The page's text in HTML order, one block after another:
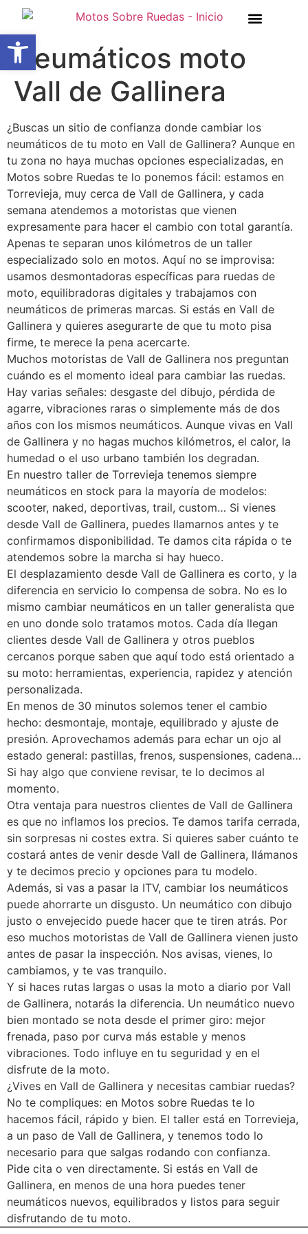
Abrir barra de herramientas
Neumáticos moto
Vall de Gallinera
¿Buscas un sitio de confianza donde cambiar los
neumáticos de tu moto en Vall de Gallinera? Aunque en
tu zona no haya muchas opciones especializadas, en
Motos sobre Ruedas te lo ponemos fácil: estamos en
Torrevieja, muy cerca de Vall de Gallinera, y cada
semana atendemos a motoristas que vienen
expresamente para hacer el cambio con total garantía.
Apenas te separan unos kilómetros de un taller
especializado solo en motos. Aquí no se improvisa:
usamos desmontadoras específicas para ruedas de
moto, equilibradoras digitales y trabajamos con
neumáticos de primeras marcas. Si estás en Vall de
Gallinera y quieres asegurarte de que tu moto pisa
firme, te merece la pena acercarte.
Muchos motoristas de Vall de Gallinera nos preguntan
cuándo es el momento ideal para cambiar las ruedas.
Hay varias señales: desgaste del dibujo, pérdida de
agarre, vibraciones raras o simplemente más de dos
años con los mismos neumáticos. Aunque vivas en Vall
de Gallinera y no hagas muchos kilómetros, el calor, la
humedad o el uso urbano también los degradan.
En nuestro taller de Torrevieja tenemos siempre
neumáticos en stock para la mayoría de modelos:
scooter, naked, deportivas, trail, custom… Si vienes
desde Vall de Gallinera, puedes llamarnos antes y te
confirmamos disponibilidad. Te damos cita rápida o te
atendemos sobre la marcha si hay hueco.
El desplazamiento desde Vall de Gallinera es corto, y la
diferencia en servicio lo compensa de sobra. No es lo
mismo cambiar neumáticos en un taller generalista que
en uno donde solo tratamos motos. Cada día llegan
clientes desde Vall de Gallinera y otros pueblos
cercanos porque saben que aquí todo está orientado a
su moto: herramientas, experiencia, rapidez y atención
personalizada.
En menos de 30 minutos solemos tener el cambio
hecho: desmontaje, montaje, equilibrado y ajuste de
presión. Aprovechamos además para echar un ojo al
estado general: pastillas, frenos, suspensiones, cadena…
Si hay algo que conviene revisar, te lo decimos al
momento.
Otra ventaja para nuestros clientes de Vall de Gallinera
es que no inflamos los precios. Te damos tarifa cerrada,
sin sorpresas ni costes extra. Si quieres saber cuánto te
costará antes de venir desde Vall de Gallinera, llámanos
y te decimos precio y opciones para tu modelo.
Además, si vas a pasar la ITV, cambiar los neumáticos
puede ahorrarte un disgusto. Un neumático con dibujo
justo o envejecido puede hacer que te tiren atrás. Por
eso muchos motoristas de Vall de Gallinera vienen justo
antes de pasar la inspección. Nos avisas, vienes, lo
cambiamos, y te vas tranquilo.
Y si haces rutas largas o usas la moto a diario por Vall
de Gallinera, notarás la diferencia. Un neumático nuevo
bien montado se nota desde el primer giro: mejor
frenada, paso por curva más estable y menos
vibraciones. Todo influye en tu seguridad y en el
disfrute de la moto.
¿Vives en Vall de Gallinera y necesitas cambiar ruedas?
No te compliques: en Motos sobre Ruedas te lo
hacemos fácil, rápido y bien. El taller está en Torrevieja,
a un paso de Vall de Gallinera, y tenemos todo lo
necesario para que salgas rodando con confianza.
Pide cita o ven directamente. Si estás en Vall de
Gallinera, en menos de una hora puedes tener
neumáticos nuevos, equilibrados y listos para seguir
disfrutando de tu moto.